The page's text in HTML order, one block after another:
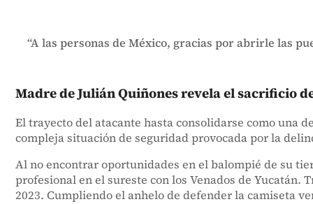
“A las personas de México, gracias por abrirle las
Madre de Julián Quiñones revela el sacrificio
El trayecto del atacante hasta consolidarse como una
compleja situación de seguridad provocada por la
Al no encontrar oportunidades en el balompié de su
profesional en el sureste con los Venados de
2023. Cumpliendo el anhelo de defender la camiseta